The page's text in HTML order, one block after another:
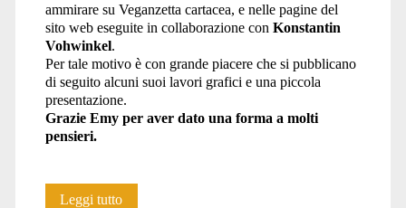
ammirare su Veganzetta cartacea, e nelle pagine del
sito web eseguite in collaborazione con Konstantin
Vohwinkel.
Per tale motivo è con grande piacere che si pubblicano
di seguito alcuni suoi lavori grafici e una piccola
presentazione.
Grazie Emy per aver dato una forma a molti
pensieri.
Leggi tuttoEmy